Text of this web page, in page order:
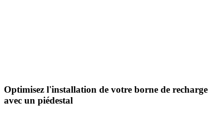
Optimisez l'installation de votre borne de recharge
avec un piédestal